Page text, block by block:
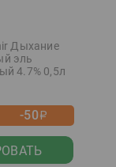
Дыхание
эль
4.7% 0,5л
-50р